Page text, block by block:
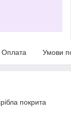
Оплата Умови
покрита